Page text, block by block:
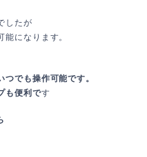
したが
になります。
つでも操作可能です。
も便利です